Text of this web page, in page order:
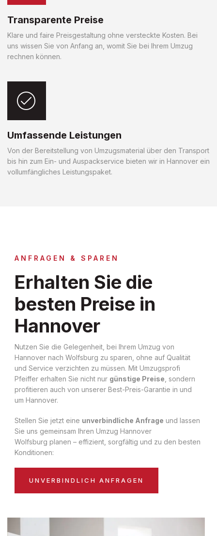
Transparente Preise
Klare und faire Preisgestaltung ohne versteckte Kosten. Bei
uns wissen Sie von Anfang an, womit Sie bei Ihrem Umzug
rechnen können.
Umfassende Leistungen
Von der Bereitstellung von Umzugsmaterial über den Transport
bis hin zum Ein- und Auspackservice bieten wir in Hannover ein
vollumfängliches Leistungspaket.
ANFRAGEN & SPAREN
Erhalten Sie die
besten Preise in
Hannover
Nutzen Sie die Gelegenheit, bei Ihrem Umzug von
Hannover nach Wolfsburg zu sparen, ohne auf Qualität
und Service verzichten zu müssen. Mit Umzugsprofi
Pfeiffer erhalten Sie nicht nur günstige Preise , sondern
profitieren auch von unserer Best-Preis-Garantie in und
um Hannover.
Stellen Sie jetzt eine unverbindliche Anfrage und lassen
Sie uns gemeinsam Ihren Umzug Hannover
Wolfsburg planen – effizient, sorgfältig und zu den besten
Konditionen:
UNVERBINDLICH ANFRAGEN